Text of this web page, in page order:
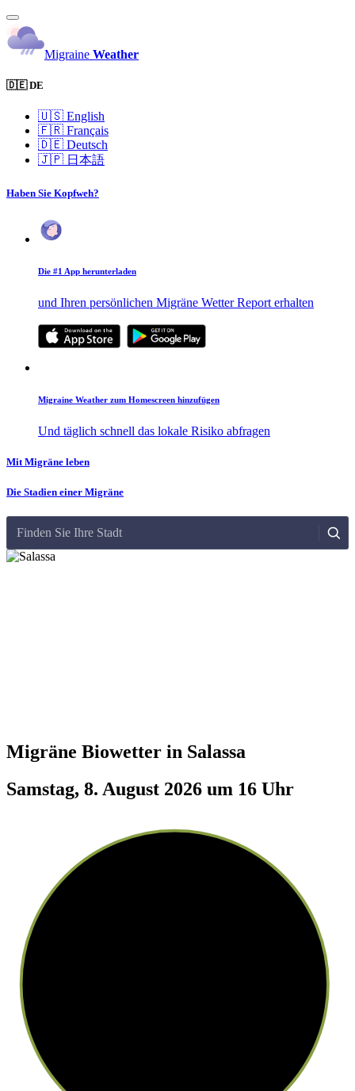
Migraine Weather
🇩🇪 DE
🇺🇸 English
🇫🇷 Français
🇩🇪 Deutsch
🇯🇵 日本語
Haben Sie Kopfweh?
Die #1 App herunterladen
und Ihren persönlichen Migräne Wetter Report erhalten
Migraine Weather zum Homescreen hinzufügen
Und täglich schnell das lokale Risiko abfragen
Mit Migräne leben
Die Stadien einer Migräne
Finden Sie Ihre Stadt
Migräne Biowetter in Salassa
Samstag, 8. August 2026 um 16 Uhr